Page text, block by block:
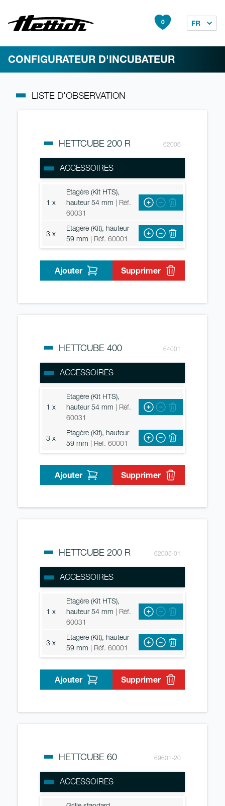
0 FR
CONFIGURATEUR D'INCUBATEUR
LISTE D'OBSERVATION
HETTCUBE 200 R 62006
ACCESSOIRES
1 x
Etagère (Kit HTS),
hauteur 54 mm | Réf.
60031
3 x
Etagère (Kit), hauteur
59 mm | Réf. 60001
Ajouter Supprimer
HETTCUBE 400 64001
ACCESSOIRES
1 x
Etagère (Kit HTS),
hauteur 54 mm | Réf.
60031
3 x
Etagère (Kit), hauteur
59 mm | Réf. 60001
Ajouter Supprimer
HETTCUBE 200 R 62005-01
ACCESSOIRES
1 x
Etagère (Kit HTS),
hauteur 54 mm | Réf.
60031
3 x
Etagère (Kit), hauteur
59 mm | Réf. 60001
Ajouter Supprimer
HETTCUBE 60 69601-20
ACCESSOIRES